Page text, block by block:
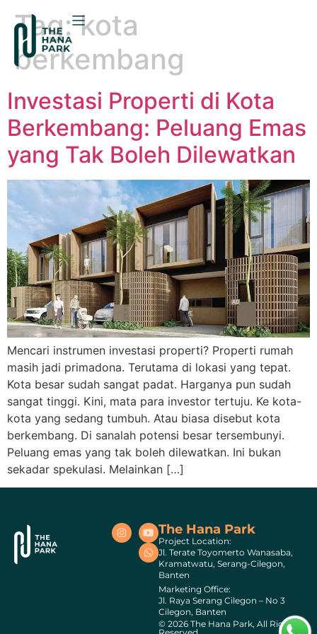
Tag:kota
berkembang
Investasi Properti di Kota
Berkembang: Peluang Emas
yang Tak Boleh Dilewatkan
Mencari instrumen investasi properti? Properti rumah
masih jadi primadona. Terutama di lokasi yang tepat.
Kota besar sudah sangat padat. Harganya pun sudah
sangat tinggi. Kini, mata para investor tertuju. Ke kota-
kota yang sedang tumbuh. Atau biasa disebut kota
berkembang. Di sanalah potensi besar tersembunyi.
Peluang emas yang tak boleh dilewatkan. Ini bukan
sekadar spekulasi. Melainkan […]
The Hana Park
Project Location:
Jl. Terate Toyomerto Wanasaba,
Kramatwatu, Serang-Cilegon,
Banten
Marketing Office:
Jl. Raya Serang Cilegon – No 3
Cilegon, Banten
© 2026 The Hana Park, All Rights